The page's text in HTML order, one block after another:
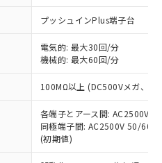
プッシュインPlus端子台
電気的: 最大30回/分
機械的: 最大60回/分
100MΩ以上 (DC500Vメガ、点
各端子とアース間: AC2500V
同極端子間: AC2500V 50/
(初期値)
ていただくもので
業取扱商品の中には、
象外となる商品もある
ださい。
標準価格照会結果は、
日時点での社内デー
されるものであり、閲
の実際の在庫および標
場合があることをご
料など無形物で、有
い商品です。
、非含有部品として
判明した場合などや
があります。
(Hg) 1000ppm以下、 カド
以下、ポリ臭化ビフェニル
臭化ジフェニルエーテル類
ル酸ビス(2-エチルヘキシ
含有率が中国RoHSの
を示します。
含有率が中国RoHSの
とを示します。
当社販売部門へお問
(GB/T26572)：
) : 1000ppm、 Cd(カドミウ
、 PBBs(ポリ臭化ビフェ
貴社製品のうち、外国
貿易法に定める商品
等」という）を輸出
可(または役務取引許
どの必要な手続きを